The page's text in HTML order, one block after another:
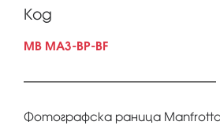
Код
MB MA3-BP-BF
Фотографска раница